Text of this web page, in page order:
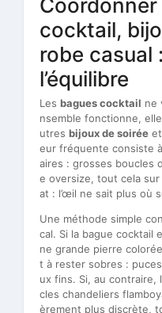
cocktail,
robe casual
l’équilibre
Les bagues cocktail ne
nsemble fonctionne,
utres bijoux de soirée
eur fréquente consiste
aires : grosses boucles
e oversize, tout cela
at : l’œil ne sait plus où
Une méthode simple
cal. Si la bague cocktail
ne grande pierre
t à rester sobres :
ux fins. Si, au contraire,
cles chandeliers
èrement plus discrète,